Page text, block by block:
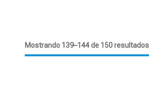
Mostrando 139–144 de 150 resultados